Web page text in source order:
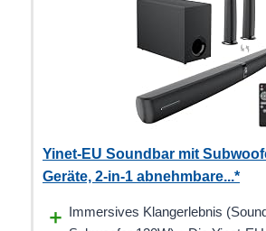
Yinet-EU Soundbar mit
Geräte, 2-in-1 abnehmbare...*
Immersives Klangerlebnis